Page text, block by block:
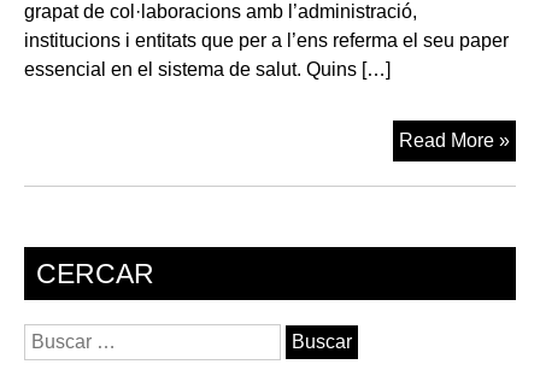
grapat de col·laboracions amb l’administració,
institucions i entitats que per a l’ens referma el seu paper
essencial en el sistema de salut. Quins […]
Read More »
la
CERCAR
Buscar: